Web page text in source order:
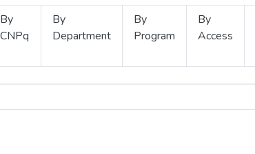
By
CNPq
By
Department
By
Program
By
Access